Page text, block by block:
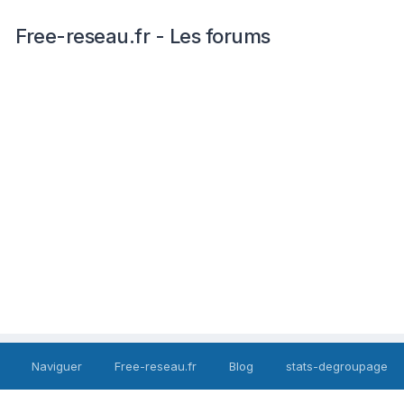
Free-reseau.fr - Les forums
Naviguer Free-reseau.fr Blog stats-degroupage